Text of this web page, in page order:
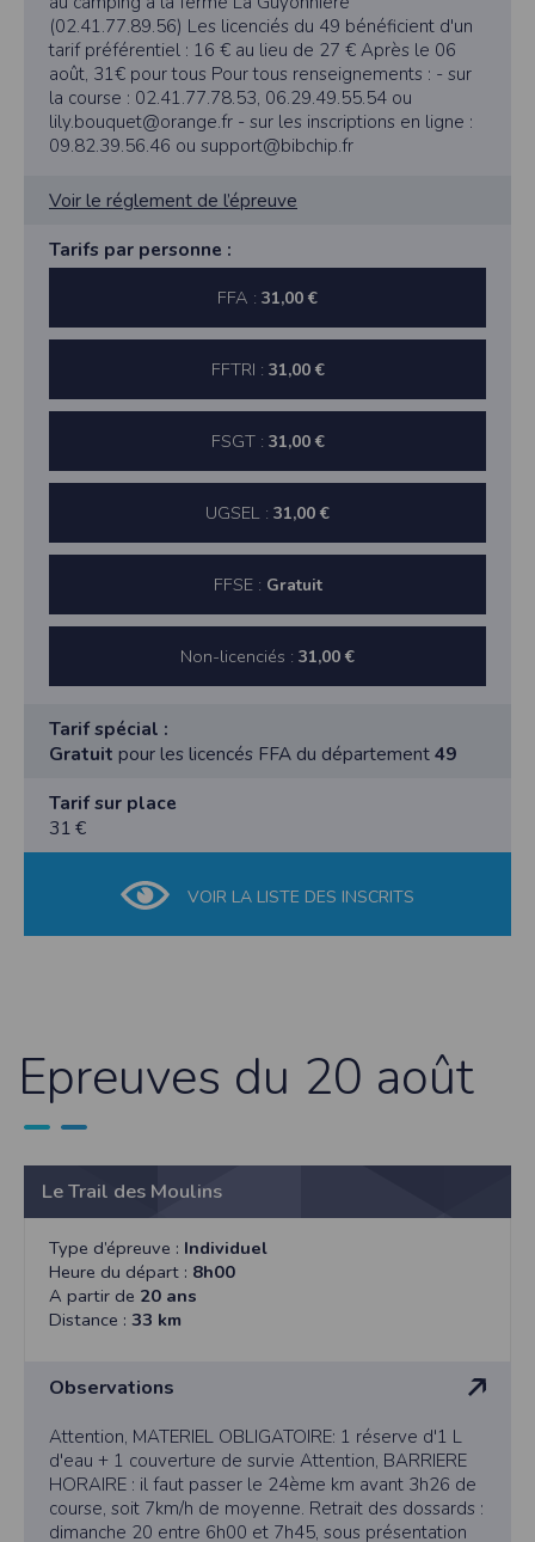
(02.41.77.89.56) Les licenciés du 49 bénéficient d'un
tarif préférentiel : 16 € au lieu de 27 € Après le 06
août, 31€ pour tous Pour tous renseignements : - sur
la course : 02.41.77.78.53, 06.29.49.55.54 ou
lily.bouquet@orange.fr - sur les inscriptions en ligne :
09.82.39.56.46 ou support@bibchip.fr
Voir le réglement de l’épreuve
Tarifs par personne :
FFA : 31,00 €
FFTRI : 31,00 €
FSGT : 31,00 €
UGSEL : 31,00 €
FFSE : Gratuit
Non-licenciés : 31,00 €
Tarif spécial :
Gratuit pour les licencés FFA du département49
Tarif sur place
31 €
VOIR LA LISTE DES INSCRITS
Epreuves du 20 août
Le Trail des Moulins
Type d’épreuve : Individuel
Heure du départ : 8h00
A partir de 20 ans
Distance : 33 km
Observations
Attention, MATERIEL OBLIGATOIRE: 1 réserve d'1 L
d'eau + 1 couverture de survie Attention, BARRIERE
HORAIRE : il faut passer le 24ème km avant 3h26 de
course, soit 7km/h de moyenne. Retrait des dossards :
dimanche 20 entre 6h00 et 7h45, sous présentation